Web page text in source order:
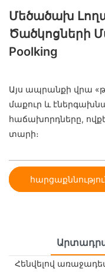
Մեծածախ
Ծածկոցների
Poolking
Այս ապրանքի վրա
մաքուր և
հաճախորդները,
տարի։
Հենվելով